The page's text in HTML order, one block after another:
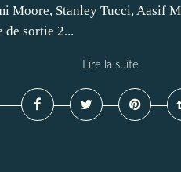
Moore, Stanley Tucci, Aasif
sortie 2...
Lire la suite